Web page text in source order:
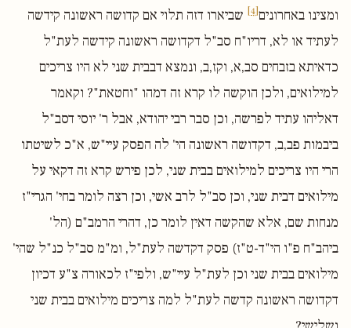
ומצינו באחרונים[4]
שביארו דזה תלוי אם קדושה ראשונה קידשה
לעתיד או לא, דריו"ח סב"ל דקדושה ראשונה קידשה לעת"ל
כדאיתא בזבחים סב,א, וקז,ב, ונמצא דבבית שני לא היו צריכים
למילואים, ולכן הוקשה לו קרא זה דמהו "וחטאת"? וקאמר
דאליהו עתיד לפרשה, וכן סבר רבי יהודא, אבל ר' יוסי דסב"ל
ביבמות פב,ב, דקדושה ראשונה הי' לה הפסק עיי"ש, א"כ לשיטתו
הרי היו צריכים למילואים בבית שני, לכן פירש קרא זה דקאי על
מילואים דבית שני, וכן סב"ל לרב אשי, וכן רצה לומר בחי' הגרי"ז
מנחות שם, אלא שהקשה דאין לומר כן, דהרי הרמב"ם (הל'
ביהב"ח פ"ו הי"ד-ט"ז) פסק דקדשה לעת"ל, ומ"מ סב"ל כנ"ל שהי'
מילואים בבית שני וכן לעת"ל עיי"ש, ולפי"ז לכאורה צ"ע דכיון
דקדושה ראשונה קדשה לעת"ל למה צריכים מילואים בבית שני